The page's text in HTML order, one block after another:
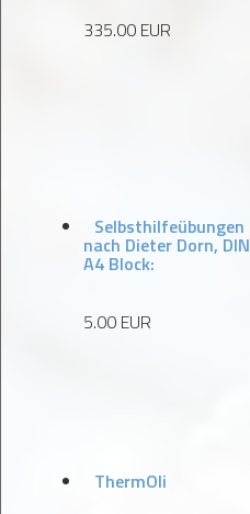
335.00 EUR
Selbsthilfeübungen
nach Dieter Dorn, DIN
A4 Block:
5.00 EUR
ThermOli